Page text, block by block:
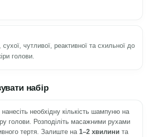
чутливої, реактивної та схильної до
голови.
набір
нанесіть необхідну кількість шампуню на
голови. Розподіліть масажними рухами
тертя. Залиште на 1–2 хвилини та